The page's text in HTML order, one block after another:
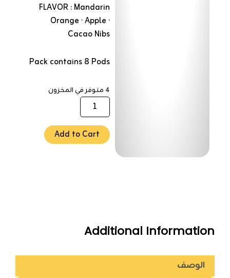
FLAVOR : Mandarin
Orange · Apple ·
Cacao Nibs
Pack contains 8 Pods
كمية
Uraga
(Espresso)
Add to Cart
Additional Information
الوصف